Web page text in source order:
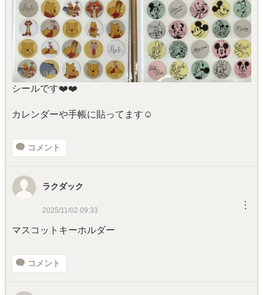
シールです❤️❤️
カレンダーや手帳に貼ってます☺️
コメント
ラクダック
2025/11/02 09:33 ︙
マスコットキーホルダー
コメント